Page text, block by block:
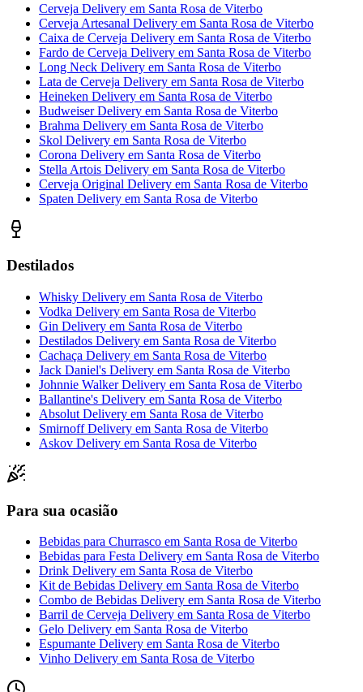
Cerveja Delivery em Santa Rosa de Viterbo
Cerveja Artesanal Delivery em Santa Rosa de Viterbo
Caixa de Cerveja Delivery em Santa Rosa de Viterbo
Fardo de Cerveja Delivery em Santa Rosa de Viterbo
Long Neck Delivery em Santa Rosa de Viterbo
Lata de Cerveja Delivery em Santa Rosa de Viterbo
Heineken Delivery em Santa Rosa de Viterbo
Budweiser Delivery em Santa Rosa de Viterbo
Brahma Delivery em Santa Rosa de Viterbo
Skol Delivery em Santa Rosa de Viterbo
Corona Delivery em Santa Rosa de Viterbo
Stella Artois Delivery em Santa Rosa de Viterbo
Cerveja Original Delivery em Santa Rosa de Viterbo
Spaten Delivery em Santa Rosa de Viterbo
Destilados
Whisky Delivery em Santa Rosa de Viterbo
Vodka Delivery em Santa Rosa de Viterbo
Gin Delivery em Santa Rosa de Viterbo
Destilados Delivery em Santa Rosa de Viterbo
Cachaça Delivery em Santa Rosa de Viterbo
Jack Daniel's Delivery em Santa Rosa de Viterbo
Johnnie Walker Delivery em Santa Rosa de Viterbo
Ballantine's Delivery em Santa Rosa de Viterbo
Absolut Delivery em Santa Rosa de Viterbo
Smirnoff Delivery em Santa Rosa de Viterbo
Askov Delivery em Santa Rosa de Viterbo
Para sua ocasião
Bebidas para Churrasco em Santa Rosa de Viterbo
Bebidas para Festa Delivery em Santa Rosa de Viterbo
Drink Delivery em Santa Rosa de Viterbo
Kit de Bebidas Delivery em Santa Rosa de Viterbo
Combo de Bebidas Delivery em Santa Rosa de Viterbo
Barril de Cerveja Delivery em Santa Rosa de Viterbo
Gelo Delivery em Santa Rosa de Viterbo
Espumante Delivery em Santa Rosa de Viterbo
Vinho Delivery em Santa Rosa de Viterbo